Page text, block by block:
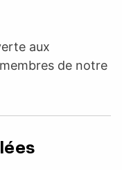
aux
de notre